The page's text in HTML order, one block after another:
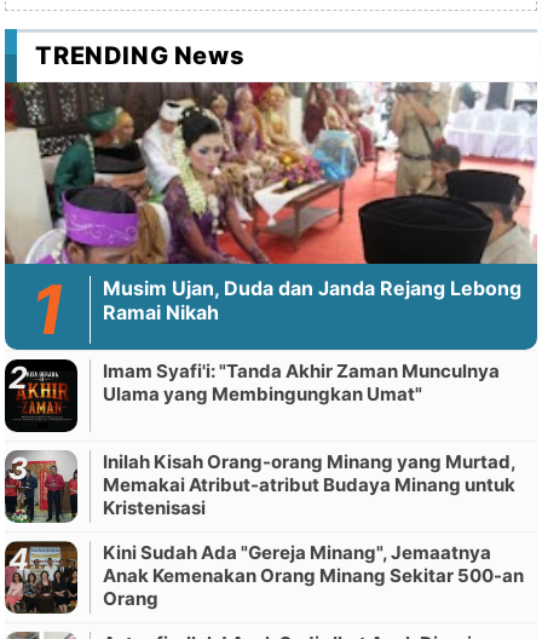
TRENDING News
Musim Ujan, Duda dan Janda Rejang Lebong
Ramai Nikah
Imam Syafi'i: "Tanda Akhir Zaman Munculnya
Ulama yang Membingungkan Umat"
Inilah Kisah Orang-orang Minang yang Murtad,
Memakai Atribut-atribut Budaya Minang untuk
Kristenisasi
Kini Sudah Ada "Gereja Minang", Jemaatnya
Anak Kemenakan Orang Minang Sekitar 500-an
Orang